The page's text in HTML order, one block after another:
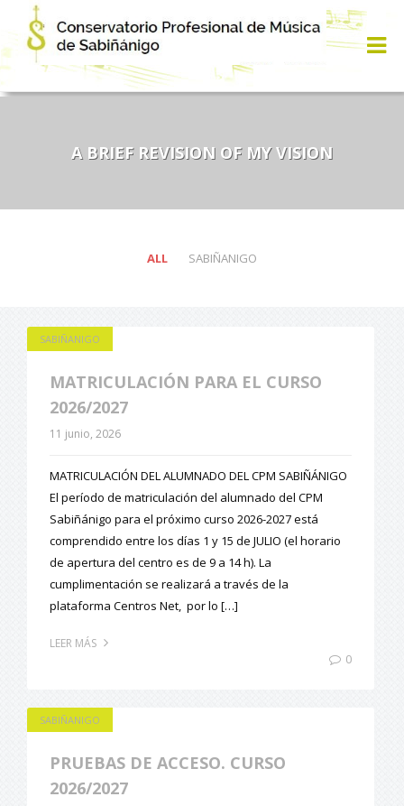
A BRIEF REVISION OF MY VISION
ALL SABIÑANIGO
SABIÑANIGO
MATRICULACIÓN PARA EL CURSO
2026/2027
11 junio, 2026
MATRICULACIÓN DEL ALUMNADO DEL CPM SABIÑÁNIGO
El período de matriculación del alumnado del CPM
Sabiñánigo para el próximo curso 2026-2027 está
comprendido entre los días 1 y 15 de JULIO (el horario
de apertura del centro es de 9 a 14 h). La
cumplimentación se realizará a través de la
plataforma Centros Net, por lo […]
LEER MÁS
0
SABIÑANIGO
PRUEBAS DE ACCESO. CURSO
2026/2027